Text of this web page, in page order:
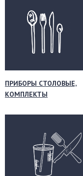
ПРИБОРЫ СТОЛОВЫЕ,
КОМПЛЕКТЫ